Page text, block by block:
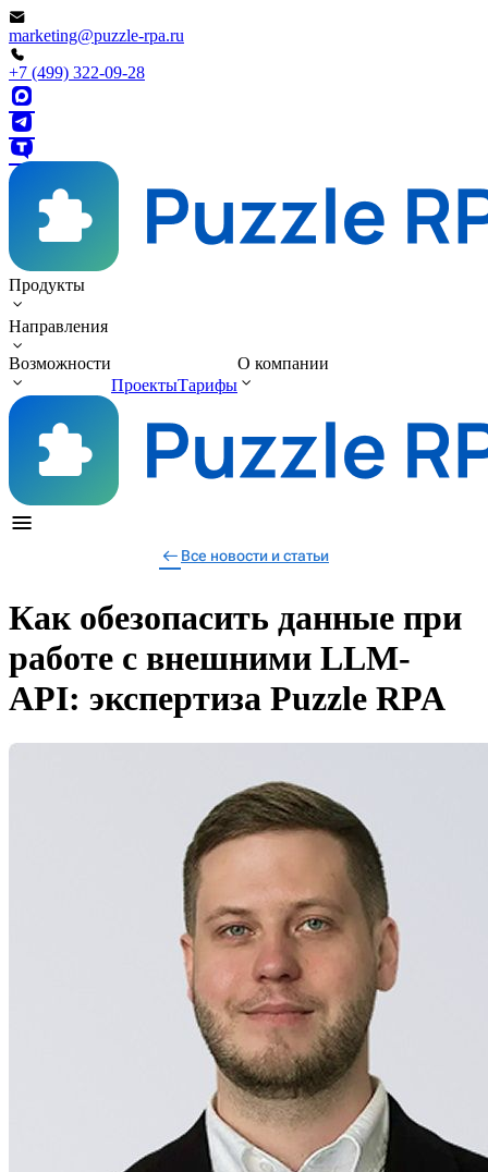
marketing@puzzle-rpa.ru
+7 (499) 322-09-28
Продукты
Направления
Возможности
ПроектыТарифы
О компании
Все новости и статьи
Как обезопасить данные при
работе с внешними LLM-
API: экспертиза Puzzle RPA